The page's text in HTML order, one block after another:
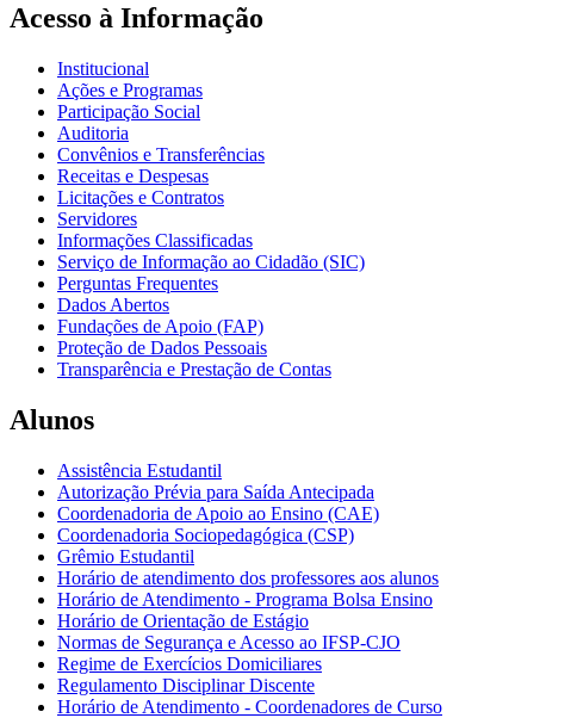
Acesso à Informação
Institucional
Ações e Programas
Participação Social
Auditoria
Convênios e Transferências
Receitas e Despesas
Licitações e Contratos
Servidores
Informações Classificadas
Serviço de Informação ao Cidadão (SIC)
Perguntas Frequentes
Dados Abertos
Fundações de Apoio (FAP)
Proteção de Dados Pessoais
Transparência e Prestação de Contas
Alunos
Assistência Estudantil
Autorização Prévia para Saída Antecipada
Coordenadoria de Apoio ao Ensino (CAE)
Coordenadoria Sociopedagógica (CSP)
Grêmio Estudantil
Horário de atendimento dos professores aos alunos
Horário de Atendimento - Programa Bolsa Ensino
Horário de Orientação de Estágio
Normas de Segurança e Acesso ao IFSP-CJO
Regime de Exercícios Domiciliares
Regulamento Disciplinar Discente
Horário de Atendimento - Coordenadores de Curso